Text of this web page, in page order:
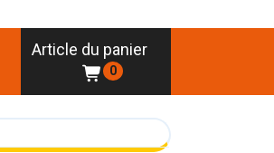
Article du panier
0